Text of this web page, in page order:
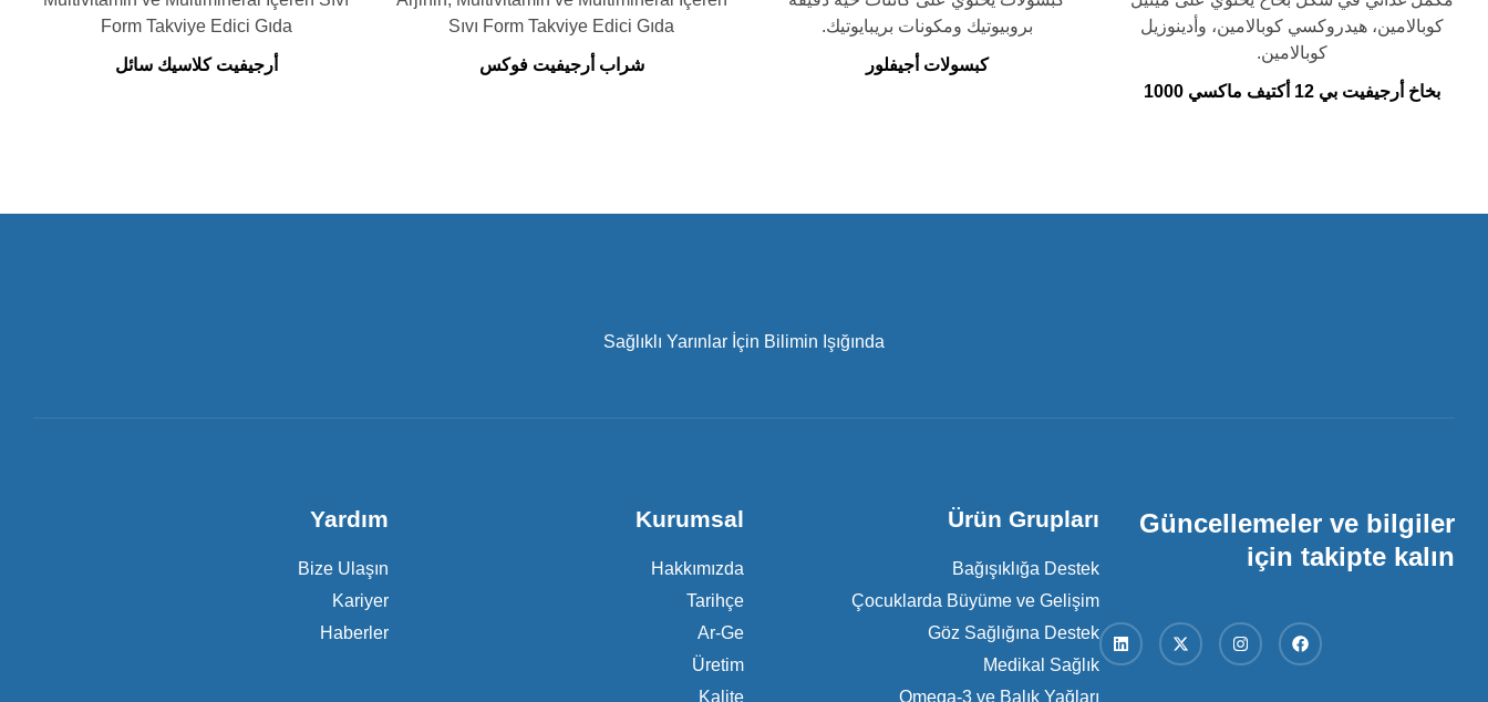
بخاخ أرجيفيت بي 12 أكتيف ماكسي 1000
كبسولات أجيفلور شراب أرجيفيت فوكس أرجيفيت كلاسيك سائل
Sağlıklı Yarınlar İçin Bilimin Işığında
Güncellemeler ve bilgiler
için takipte kalın
Ürün Grupları
Bağışıklığa Destek
Çocuklarda Büyüme ve Gelişim
Göz Sağlığına Destek
Medikal Sağlık
Omega-3 ve Balık Yağları
Kurumsal
Hakkımızda
Tarihçe
Ar-Ge
Üretim
Kalite
Yardım
Bize Ulaşın
Kariyer
Haberler